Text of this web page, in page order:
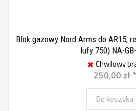
Blok gazowy Nord Arms do AR15,
lufy 750) NA-
Chwilowy
250,00 zł *
Do koszyka